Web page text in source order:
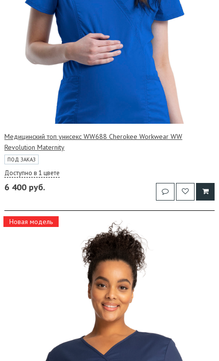
Медицинский топ унисекс WW688 Cherokee Workwear WW
Revolution Maternity
ПОД ЗАКАЗ
Доступно в 1 цвете
6 400 руб.
Новая модель